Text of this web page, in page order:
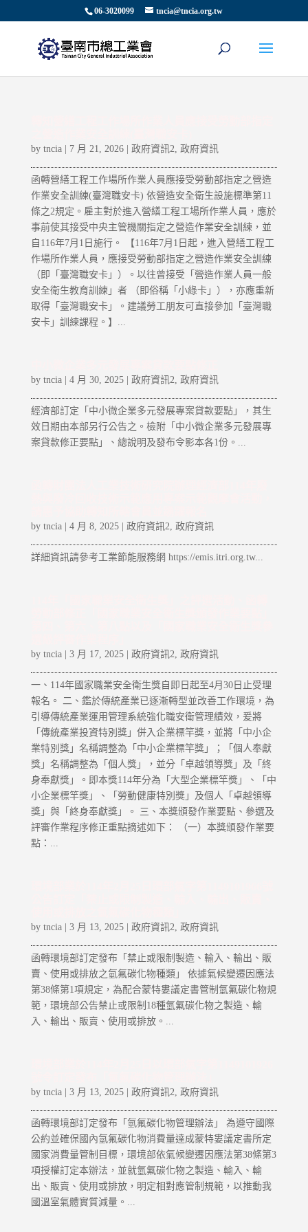
06-3020099 tncia@tncia.org.tw
by tncia| 7 月 21, 2026| 政府資訊2, 政府資訊
函轉營繕工程工作場所作業人員應接受勞動部指定之營造
作業安全訓練(臺灣職安卡) 依營造安全衛生設施標準第11
條之2規定。雇主對於進入營繕工程工場所作業人員，應於
事前使其接受中央主管機關指定之營造作業安全訓練，並
自116年7月1日施行。 【116年7月1日起，進入營繕工程工
作場所作業人員，應接受勞動部指定之營造作業安全訓練
（即「臺灣職安卡」）。以往曾接受「營造作業人員一般
安全衛生教育訓練」者 （即俗稱「小綠卡」），亦應重新
取得「臺灣職安卡」。建議勞工朋友可直接參加「臺灣職
安卡」訓練課程。】...
by tncia| 4 月 30, 2025| 政府資訊2, 政府資訊
經濟部訂定「中小微企業多元發展專案貸款要點」，其生
效日期由本部另行公告之。檢附「中小微企業多元發展專
案貸款修正要點」、總說明及發布令影本各1份。...
by tncia| 4 月 8, 2025| 政府資訊2, 政府資訊
詳細資訊請參考工業節能服務網 https://emis.itri.org.tw...
by tncia| 3 月 17, 2025| 政府資訊2, 政府資訊
一、114年國家職業安全衛生獎自即日起至4月30日止受理
報名。 二、鑑於傳統產業已逐漸轉型並改善工作環境，為
引導傳統產業運用管理系統強化職安衛管理績效，爰將
「傳統產業投資特別獎」併入企業標竿獎，並將「中小企
業特別獎」名稱調整為「中小企業標竿獎」；「個人奉獻
獎」名稱調整為「個人獎」，並分「卓越領導獎」及「終
身奉獻獎」。即本獎114年分為「大型企業標竿獎」、「中
小企業標竿獎」、「勞動健康特別獎」及個人「卓越領導
獎」與「終身奉獻獎」。 三、本獎頒發作業要點、參選及
評審作業程序修正重點摘述如下： （一）本獎頒發作業要
點：...
by tncia| 3 月 13, 2025| 政府資訊2, 政府資訊
函轉環境部訂定發布「禁止或限制製造、輸入、輸出、販
賣、使用或排放之氫氟碳化物種類」 依據氣候變遷因應法
第38條第1項規定，為配合蒙特婁議定書管制氫氟碳化物規
範，環境部公告禁止或限制18種氫氟碳化物之製造、輸
入、輸出、販賣、使用或排放。...
by tncia| 3 月 13, 2025| 政府資訊2, 政府資訊
函轉環境部訂定發布「氫氟碳化物管理辦法」 為遵守國際
公約並確保國內氫氟碳化物消費量達成蒙特婁議定書所定
國家消費量管制目標，環境部依氣候變遷因應法第38條第3
項授權訂定本辦法，並就氫氟碳化物之製造、輸入、輸
出、販賣、使用或排放，明定相對應管制規範，以推動我
國溫室氣體實質減量。...